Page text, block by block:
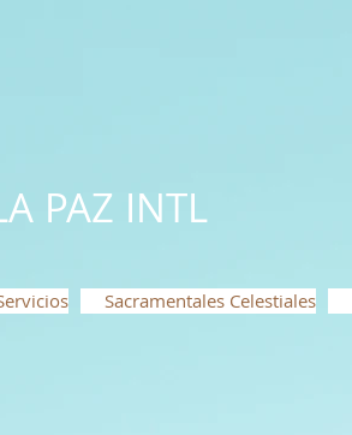
PAZ INTL
Sacramentales Celestiales